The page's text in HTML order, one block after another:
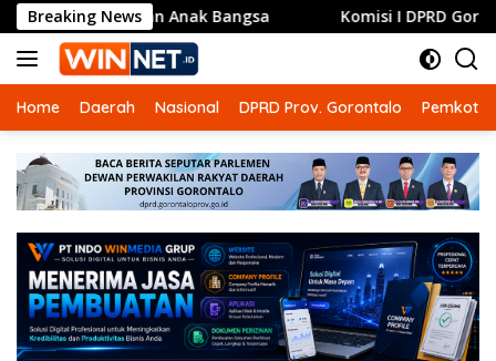
Langsung
ke
konten
Breaking News
Anak Bangsa Komisi I DPRD Gorontalo Siapkan Dua
Home Daerah Nasional DPRD Prov. Gorontalo Pemkot